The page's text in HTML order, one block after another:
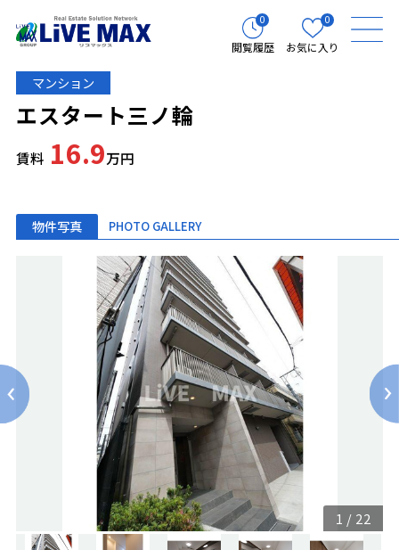
0
閲覧履歴
0
お気に入り
マンション
エスタート三ノ輪
賃料 16.9万円
物件写真 PHOTO GALLERY
1 / 22